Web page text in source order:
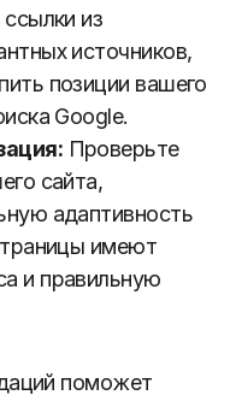
из
источников,
позиции вашего
Google.
Проверьте
сайта,
адаптивность
имеют
и правильную
поможет